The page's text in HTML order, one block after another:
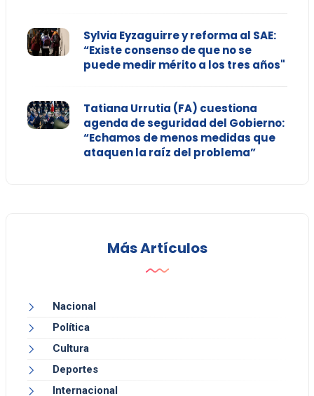
Sylvia Eyzaguirre y reforma al SAE:
“Existe consenso de que no se
puede medir mérito a los tres años"
Tatiana Urrutia (FA) cuestiona
agenda de seguridad del Gobierno:
“Echamos de menos medidas que
ataquen la raíz del problema”
Más Artículos
Nacional
Política
Cultura
Deportes
Internacional